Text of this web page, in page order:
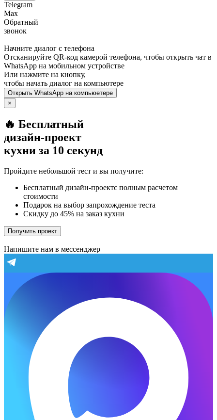
Telegram
Max
Обратный
звонок
Начните диалог с телефона
Отсканируйте QR-код камерой телефона, чтобы открыть чат в
WhatsApp на мобильном устройстве
Или нажмите на кнопку,
чтобы начать диалог на компьютере
Открыть WhatsApp на компьюетере
×
🔥 Бесплатный
дизайн-проект
кухни за 10 секунд
Пройдите небольшой тест и вы получите:
Бесплатный дизайн-проектс полным расчетом
стоимости
Подарок на выбор запрохождение теста
Скидку до 45% на заказ кухни
Получить проект
Напишите нам в мессенджер